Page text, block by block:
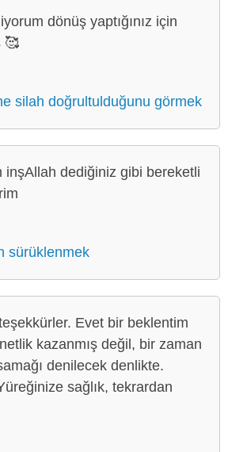
dönüş yaptığınız için
🥰
silah doğrultulduğunu görmek
inşAllah dediğiniz gibi bereketli
sürüklenmek
Evet bir beklentim
kazanmış değil, bir zaman
denilecek denlikte.
sağlık, tekrardan